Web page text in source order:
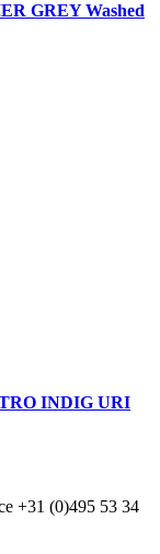
GREY Washed
INDIG URI
+31 (0)495 53 34